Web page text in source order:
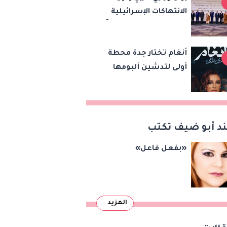
الانتهاكات الإسرائيلية
ودعم الدولة
الفلسطينية
أنغام تختار جدة محطة
أولى لتدشين ألبومها
أبو ضيف تكتب
«بفعل فاعل»
المزيد